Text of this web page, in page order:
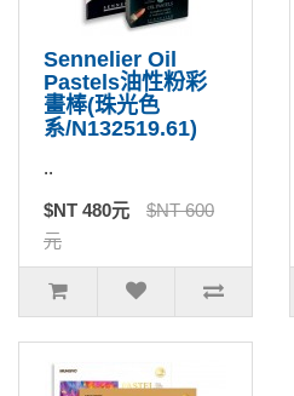
Sennelier Oil
Pastels油性粉彩
畫棒(珠光色
系/N132519.61)
..
$NT 480元
$NT 600
元